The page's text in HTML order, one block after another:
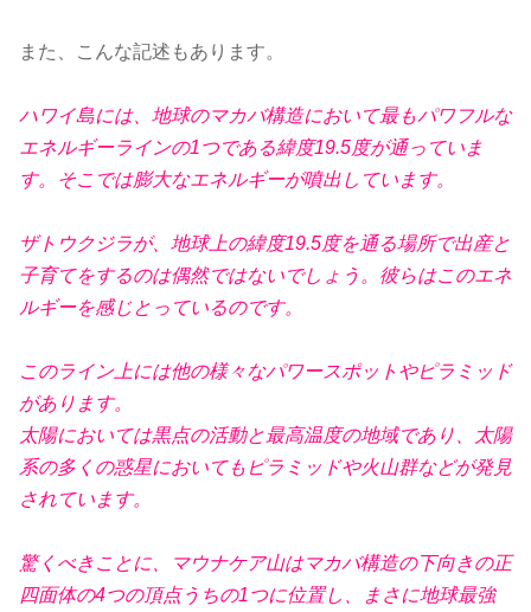
また、こんな記述もあります。
ハワイ島には、地球のマカバ構造において最もパワフルな
エネルギーラインの1つである緯度19.5度が通っていま
す。そこでは膨大なエネルギーが噴出しています。
ザトウクジラが、地球上の緯度19.5度を通る場所で出産と
子育てをするのは偶然ではないでしょう。彼らはこのエネ
ルギーを感じとっているのです。
このライン上には他の様々なパワースポットやピラミッド
があります。
太陽においては黒点の活動と最高温度の地域であり、太陽
系の多くの惑星においてもピラミッドや火山群などが発見
されています。
驚くべきことに、マウナケア山はマカバ構造の下向きの正
四面体の4つの頂点うちの1つに位置し、まさに地球最強